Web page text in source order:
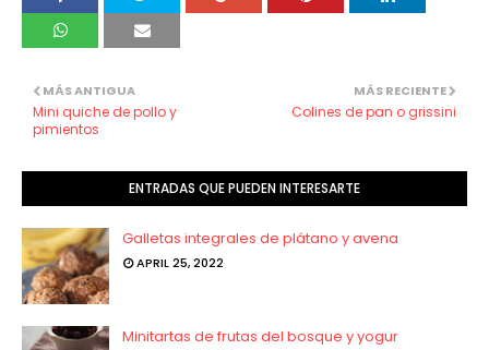
MÁS RECIENTE
Colines de pan o grissini
MÁS ANTIGUA
Mini quiche de pollo y
pimientos
ENTRADAS QUE PUEDEN INTERESARTE
Galletas integrales de plátano y avena
APRIL 25, 2022
Minitartas de frutas del bosque y yogur